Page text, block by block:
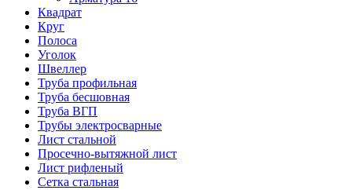
Квадрат
Круг
Полоса
Уголок
Швеллер
Труба профильная
Труба бесшовная
Труба ВГП
Трубы электросварные
Лист стальной
Просечно-вытяжной лист
Лист рифленый
Сетка стальная